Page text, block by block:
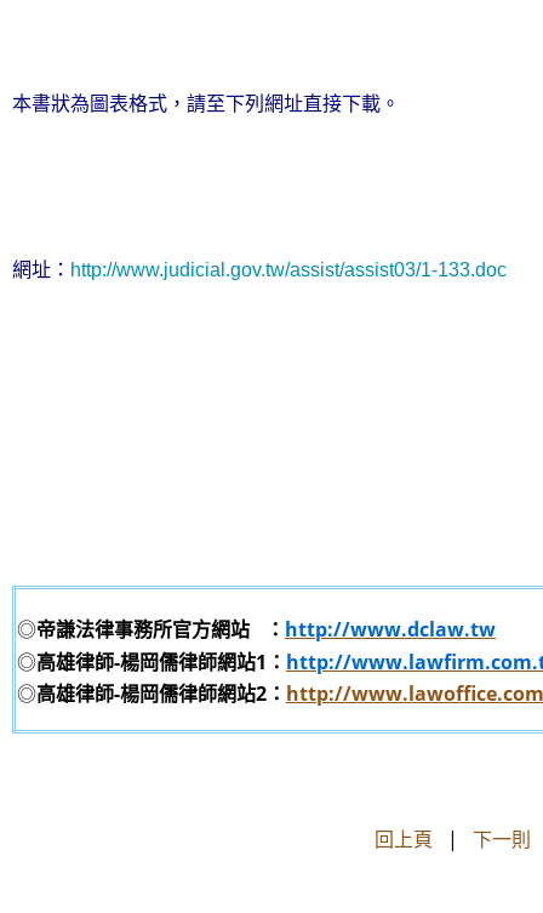
本書狀為圖表格式，請至下列網址直接下載。
網址： http://www.judicial.gov.tw/assist/assist03/1-133.doc
◎帝謙法律事務所官方網站 ： http://www.dclaw.tw
◎高雄律師-楊岡儒律師網站1： http://
◎高雄律師-楊岡儒律師網站2： http://
回上頁 | 下一則